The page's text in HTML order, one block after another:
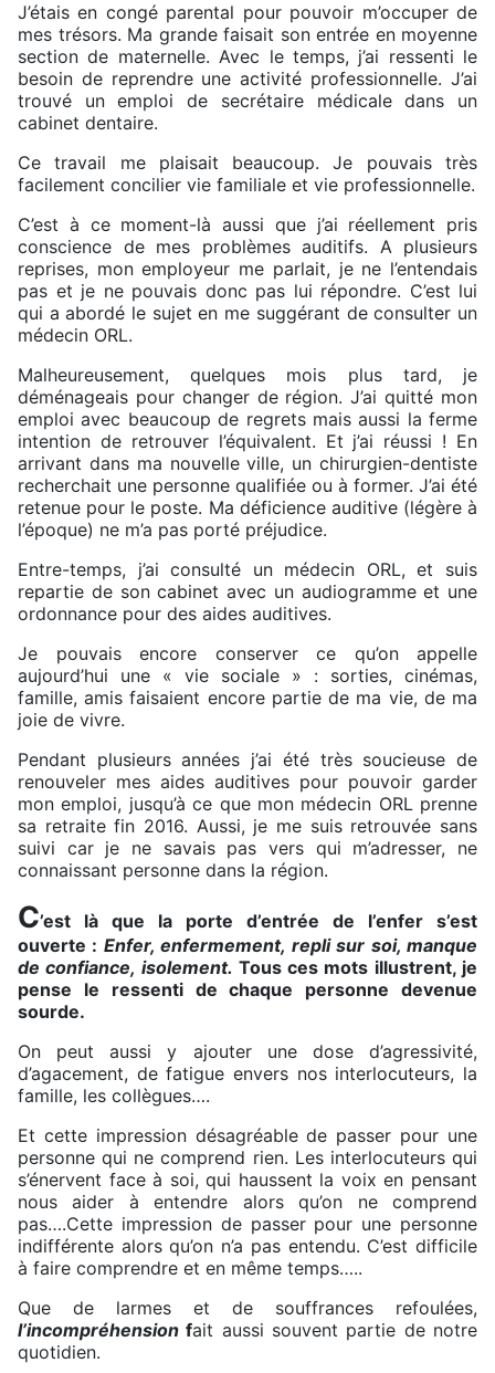
J’étais en congé parental pour pouvoir m’occuper de
mes trésors. Ma grande faisait son entrée en moyenne
section de maternelle. Avec le temps, j’ai ressenti le
besoin de reprendre une activité professionnelle. J’ai
trouvé un emploi de secrétaire médicale dans un
cabinet dentaire.
Ce travail me plaisait beaucoup. Je pouvais très
facilement concilier vie familiale et vie professionnelle.
C’est à ce moment-là aussi que j’ai réellement pris
conscience de mes problèmes auditifs. A plusieurs
reprises, mon employeur me parlait, je ne l’entendais
pas et je ne pouvais donc pas lui répondre. C’est lui
qui a abordé le sujet en me suggérant de consulter un
médecin ORL.
Malheureusement, quelques mois plus tard, je
déménageais pour changer de région. J’ai quitté mon
emploi avec beaucoup de regrets mais aussi la ferme
intention de retrouver l’équivalent. Et j’ai réussi ! En
arrivant dans ma nouvelle ville, un chirurgien-dentiste
recherchait une personne qualifiée ou à former. J’ai été
retenue pour le poste. Ma déficience auditive (légère à
l’époque) ne m’a pas porté préjudice.
Entre-temps, j’ai consulté un médecin ORL, et suis
repartie de son cabinet avec un audiogramme et une
ordonnance pour des aides auditives.
Je pouvais encore conserver ce qu’on appelle
aujourd’hui une « vie sociale » : sorties, cinémas,
famille, amis faisaient encore partie de ma vie, de ma
joie de vivre.
Pendant plusieurs années j’ai été très soucieuse de
renouveler mes aides auditives pour pouvoir garder
mon emploi, jusqu’à ce que mon médecin ORL prenne
sa retraite fin 2016. Aussi, je me suis retrouvée sans
suivi car je ne savais pas vers qui m’adresser, ne
connaissant personne dans la région.
C’est là que la porte d’entrée de l’enfer s’est
ouverte : Enfer, enfermement, repli sur soi, manque
de confiance, isolement. Tous ces mots illustrent, je
pense le ressenti de chaque personne devenue
sourde.
On peut aussi y ajouter une dose d’agressivité,
d’agacement, de fatigue envers nos interlocuteurs, la
famille, les collègues….
Et cette impression désagréable de passer pour une
personne qui ne comprend rien. Les interlocuteurs qui
s’énervent face à soi, qui haussent la voix en pensant
nous aider à entendre alors qu’on ne comprend
pas….Cette impression de passer pour une personne
indifférente alors qu’on n’a pas entendu. C’est difficile
à faire comprendre et en même temps…..
Que de larmes et de souffrances refoulées,
l’incompréhensionfait aussi souvent partie de notre
quotidien.